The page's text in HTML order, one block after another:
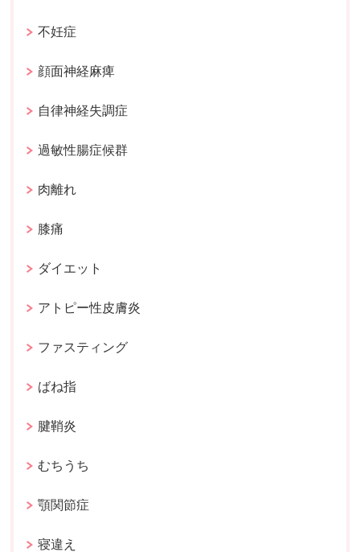
不妊症
顔面神経麻痺
自律神経失調症
過敏性腸症候群
肉離れ
膝痛
ダイエット
アトピー性皮膚炎
ファスティング
ばね指
腱鞘炎
むちうち
顎関節症
寝違え